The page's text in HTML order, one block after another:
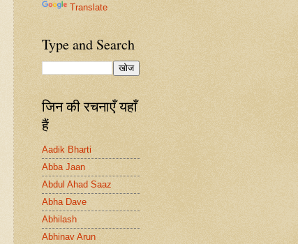
Translate
Type and Search
जिन की रचनाएँ यहाँ
हैं
Aadik Bharti
Abba Jaan
Abdul Ahad Saaz
Abha Dave
Abhilash
Abhinav Arun